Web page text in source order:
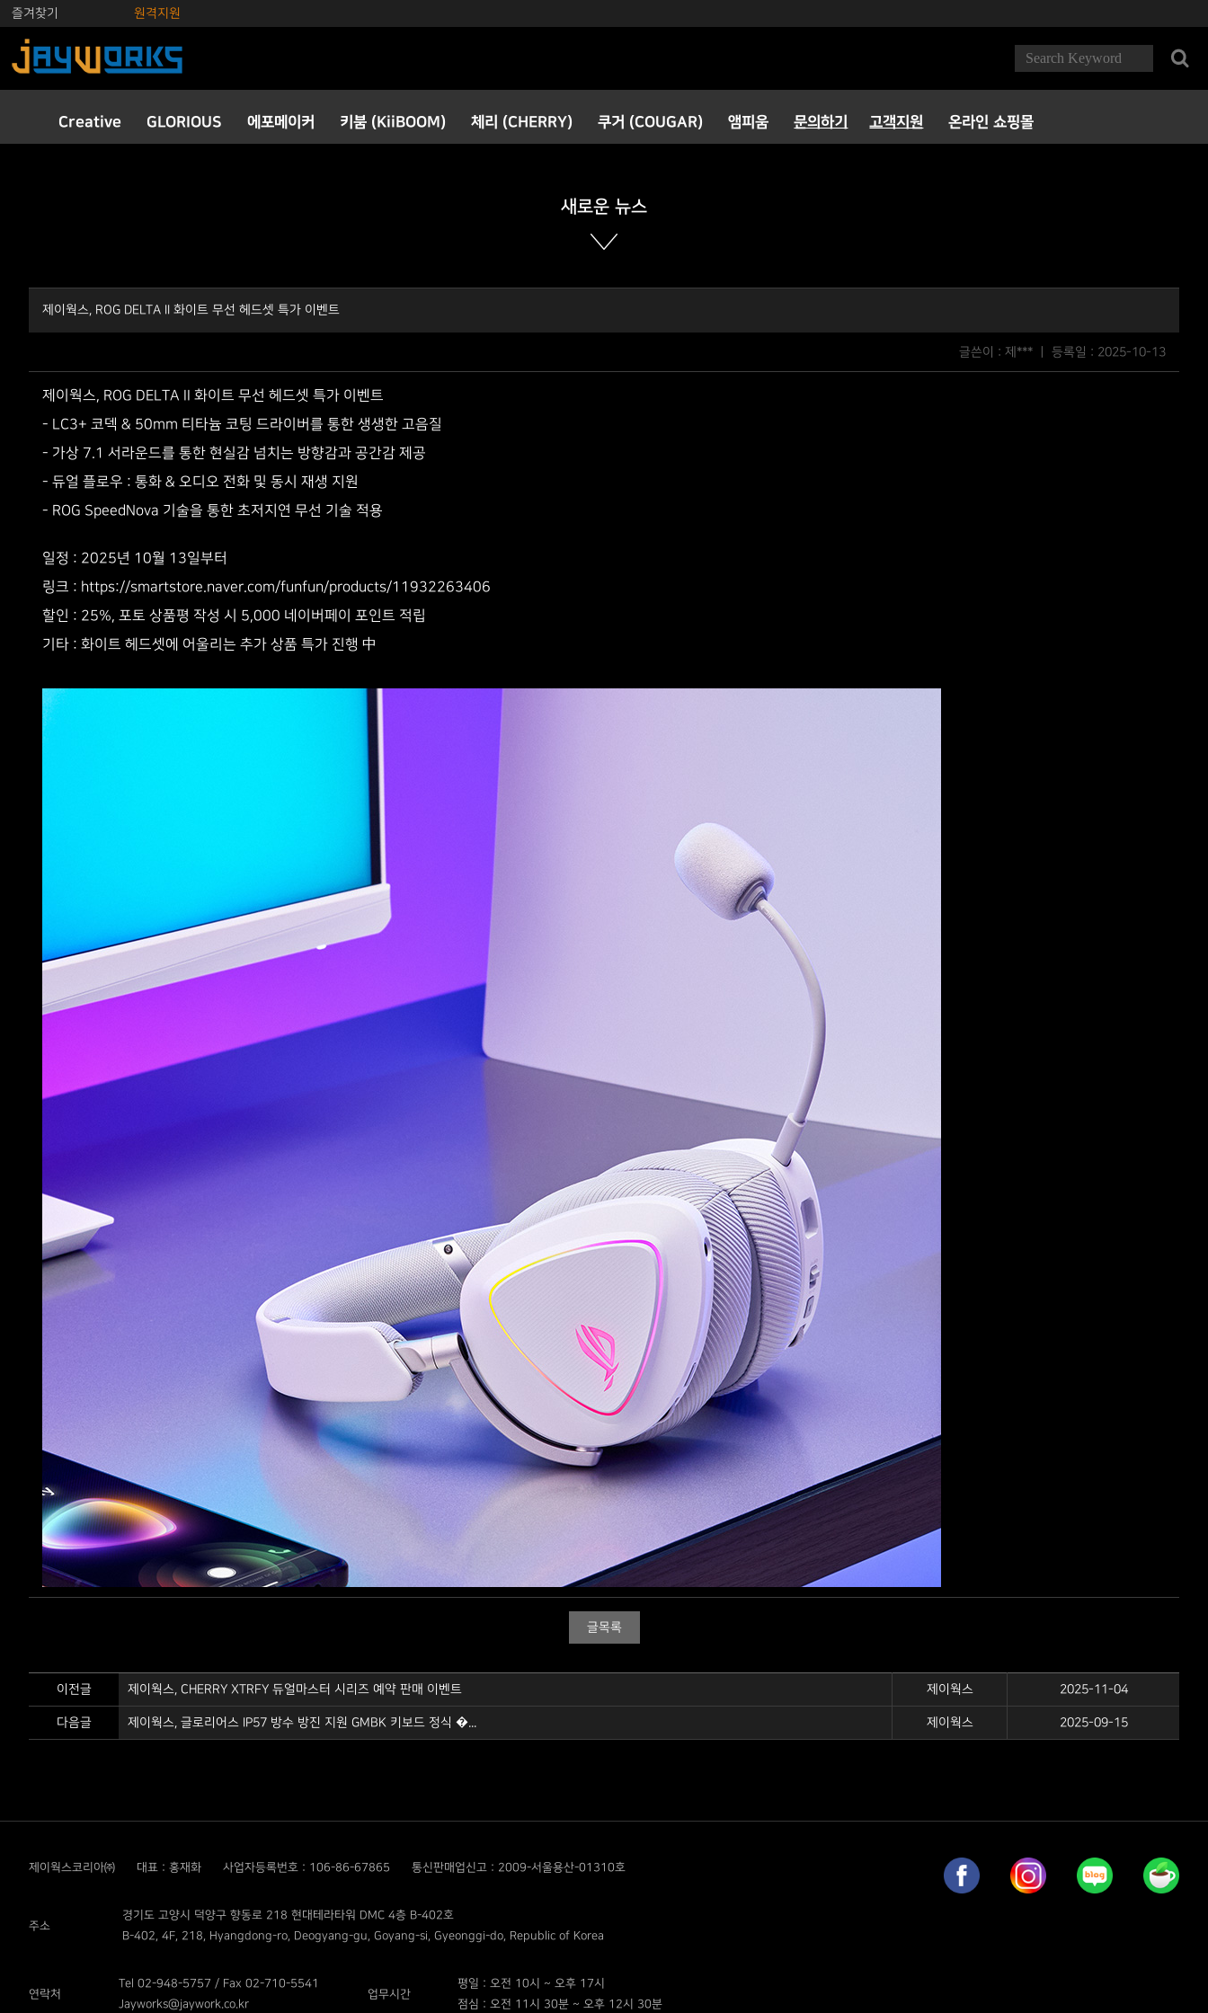
즐겨찾기 원격지원
Creative GLORIOUS 에포메이커 키붐 (KiiBOOM) 체리 (CHERRY) 쿠거 (COUGAR) 앰피움 문의하기 고객지원 온라인 쇼핑몰
새로운 뉴스
제이웍스, ROG DELTA II 화이트 무선 헤드셋 특가 이벤트
글쓴이 : 제*** ㅣ 등록일 : 2025-10-13
제이웍스, ROG DELTA II 화이트 무선 헤드셋 특가 이벤트
- LC3+ 코덱 & 50mm 티타늄 코팅 드라이버를 통한 생생한 고음질
- 가상 7.1 서라운드를 통한 현실감 넘치는 방향감과 공간감 제공
- 듀얼 플로우 : 통화 & 오디오 전화 및 동시 재생 지원
- ROG SpeedNova 기술을 통한 초저지연 무선 기술 적용
일정 : 2025년 10월 13일부터
링크 : https://smartstore.naver.com/funfun/products/11932263406
할인 : 25%, 포토 상품평 작성 시 5,000 네이버페이 포인트 적립
기타 : 화이트 헤드셋에 어울리는 추가 상품 특가 진행 中
글목록
이전글 제이웍스, CHERRY XTRFY 듀얼마스터 시리즈 예약 판매 이벤트 제이웍스 2025-11-04
다음글 제이웍스, 글로리어스 IP57 방수 방진 지원 GMBK 키보드 정식 �... 제이웍스 2025-09-15
제이웍스코리아㈜ 대표 : 홍재화 사업자등록번호 : 106-86-67865 통신판매업신고 : 2009-서울용산-01310호
주소
경기도 고양시 덕양구 향동로 218 현대테라타워 DMC 4층 B-402호
B-402, 4F, 218, Hyangdong-ro, Deogyang-gu, Goyang-si, Gyeonggi-do, Republic of Korea
연락처
Tel 02-948-5757 / Fax 02-710-5541
Jayworks@jaywork.co.kr
업무시간
평일 : 오전 10시 ~ 오후 17시
점심 : 오전 11시 30분 ~ 오후 12시 30분